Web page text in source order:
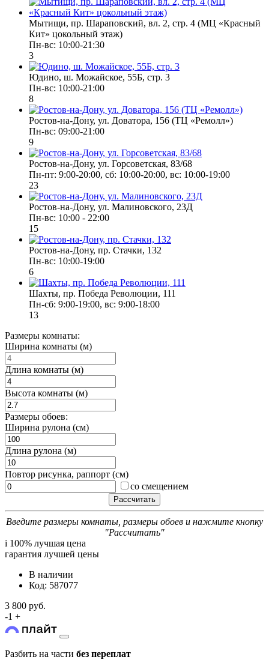
Мытищи, пр. Шараповский, вл. 2, стр. 4 (МЦ «Красный
Кит» цокольный этаж)
Пн-вс: 10:00-21:30
3
Юдино, ш. Можайское, 55Б, стр. 3
Пн-вс: 10:00-21:00
8
Ростов-на-Дону, ул. Доватора, 156 (ТЦ «Ремолл»)
Пн-вс: 09:00-21:00
9
Ростов-на-Дону, ул. Горсоветская, 83/68
Пн-пт: 9:00-20:00, сб: 10:00-20:00, вс: 10:00-19:00
23
Ростов-на-Дону, ул. Малиновского, 23Д
Пн-вс: 10:00 - 22:00
15
Ростов-на-Дону, пр. Стачки, 132
Пн-вс: 10:00-19:00
6
Шахты, пр. Победа Революции, 111
Пн-сб: 9:00-19:00, вс: 9:00-18:00
13
Размеры комнаты:
Ширина комнаты (м)
Длина комнаты (м)
Высота комнаты (м)
Размеры обоев:
Ширина рулона (см)
Длина рулона (м)
Повтор рисунка, раппорт (см)
со смещением
Введите размеры комнаты, размеры обоев и нажмите кнопку
"Рассчитать"
i 100% лучшая цена
гарантия лучшей цены
В наличии
Код: 587077
3 800 руб.
-1 +
Разбить на части без переплат